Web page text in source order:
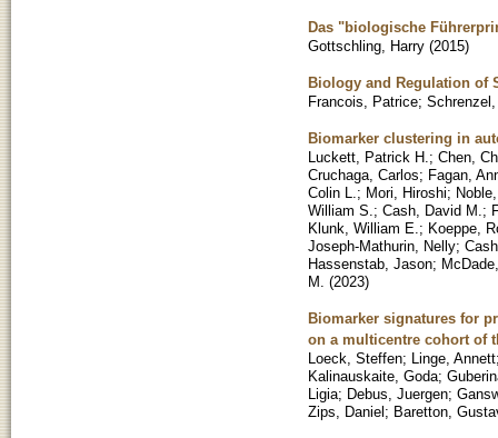
Das "biologische
Gottschling, Harry (2015)
Biology and Regulation of
Francois, Patrice;
Biomarker clustering in
Luckett, Patrick H. ; Chen,
Cruchaga, Carlos; Fagan,
Colin L. ; Mori, Hiroshi;
William S. ; Cash, David M. ;
Klunk, William E. ; Koeppe,
Joseph-Mathurin, Nelly;
Hassenstab, Jason;
M. (2023)
Biomarker signatures for
on a multicentre cohort of
Loeck, Steffen; Linge, Annett
Kalinauskaite, Goda;
Ligia; Debus, Juergen;
Zips, Daniel; Baretton,